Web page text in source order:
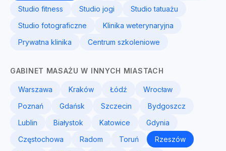
Studio fitness
Studio jogi
Studio tatuażu
Studio fotograficzne
Klinika weterynaryjna
Prywatna klinika
Centrum szkoleniowe
GABINET MASAŻU W INNYCH MIASTACH
Warszawa Kraków Łódź
Wrocław
Poznań
Gdańsk Szczecin
Bydgoszcz
Lublin
Białystok Katowice
Gdynia
Częstochowa
Radom Toruń
Rzeszów